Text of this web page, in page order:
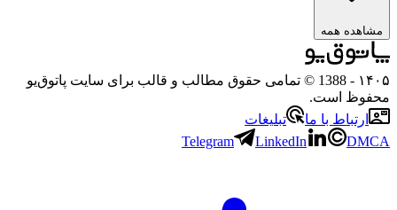
همه
- 1388 © تمامی حقوق مطالب و قالب برای سایت پاتوق‌یو
است.
با ما
تبلیغات
Telegram
LinkedIn